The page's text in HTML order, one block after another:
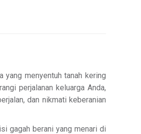
menyentuh tanah kering
perjalanan keluarga Anda,
dan nikmati keberanian
gagah berani yang menari di